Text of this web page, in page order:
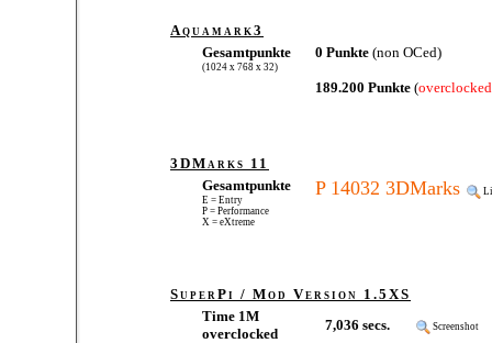
Aquamark3
Gesamtpunkte
(1024 x 768 x 32)
0 Punkte (non OCed)
189.200 Punkte (overclocked
3DMarks 11
Gesamtpunkte
E = Entry
P = Performance
X = eXtreme
P 14032 3DMarks
SuperPi / Mod Version 1.5XS
Time 1M
overclocked
7,036 secs. Screenshot